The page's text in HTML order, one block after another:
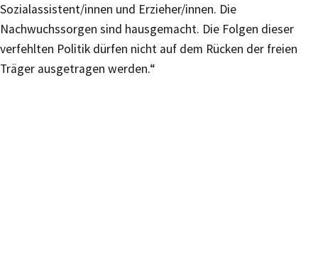
Sozialassistent/innen und Erzieher/innen. Die
Nachwuchssorgen sind hausgemacht. Die Folgen dieser
verfehlten Politik dürfen nicht auf dem Rücken der freien
Träger ausgetragen werden.“